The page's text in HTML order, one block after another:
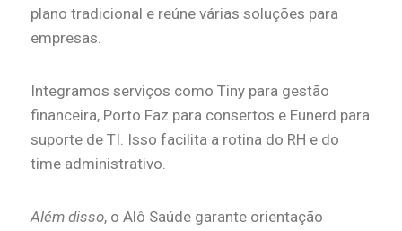
plano tradicional e reúne várias soluções para
empresas.
Integramos serviços como Tiny para gestão
financeira, Porto Faz para consertos e Eunerd para
suporte de TI. Isso facilita a rotina do RH e do
time administrativo.
Além disso, o Alô Saúde garante orientação